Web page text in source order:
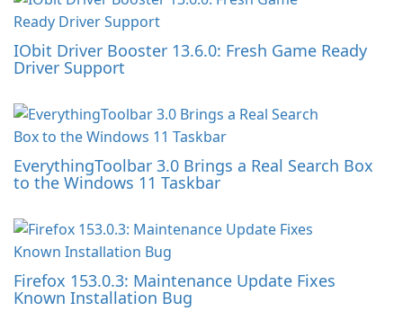
IObit Driver Booster 13.6.0: Fresh Game Ready
Driver Support
EverythingToolbar 3.0 Brings a Real Search Box
to the Windows 11 Taskbar
Firefox 153.0.3: Maintenance Update Fixes
Known Installation Bug